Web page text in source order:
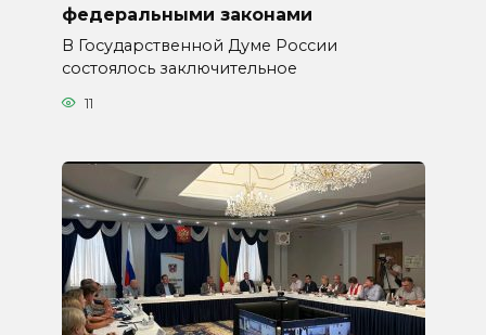
федеральными законами
В Государственной Думе России
состоялось заключительное
11